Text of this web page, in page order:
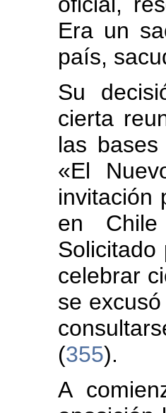
Era un
país,
Su
cierta
las
«El
invitación
en
Solicitado
celebrar
se
(355).
A